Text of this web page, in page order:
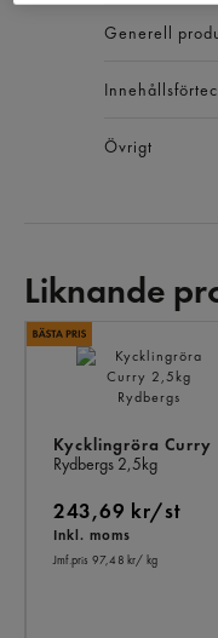
Generell
Övrigt
Liknande
Kycklingröra Curry
Rydbergs 2,5kg
243,69 kr/st
Inkl. moms
Jmf.pris 97,48 kr/ kg